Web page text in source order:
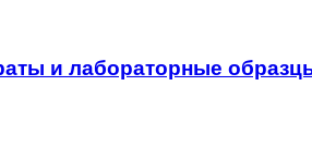
и лабораторные